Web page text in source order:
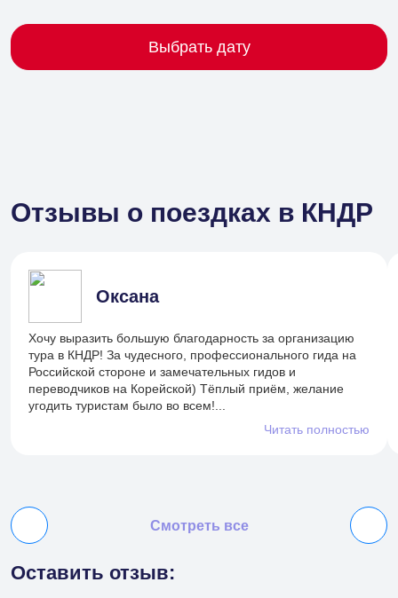
Выбрать дату
Отзывы о поездках в КНДР
Оксана
Хочу выразить большую благодарность за организацию
тура в КНДР! За чудесного, профессионального гида на
Российской стороне и замечательных гидов и
переводчиков на Корейской) Тёплый приём, желание
угодить туристам было во всем!...
Читать полностью
Смотреть все
Оставить отзыв: